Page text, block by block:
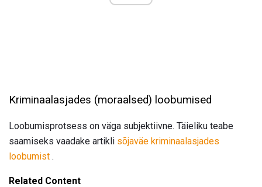
Kriminaalasjades (moraalsed) loobumised
Loobumisprotsess on väga subjektiivne. Täieliku teabe
saamiseks vaadake artikli sõjaväe kriminaalasjades
loobumist .
Related Content